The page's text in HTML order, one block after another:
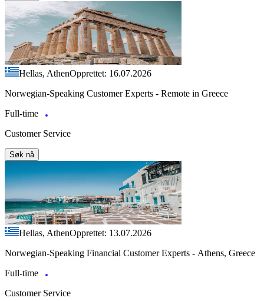
Hellas, AthenOpprettet: 16.07.2026
Norwegian-Speaking Customer Experts - Remote in Greece
Full-time
Customer Service
Søk nå
Hellas, AthenOpprettet: 13.07.2026
Norwegian-Speaking Financial Customer Experts - Athens, Greece
Full-time
Customer Service